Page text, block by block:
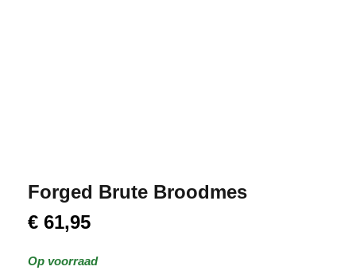
Forged Brute Broodmes
€ 61,95
Op voorraad